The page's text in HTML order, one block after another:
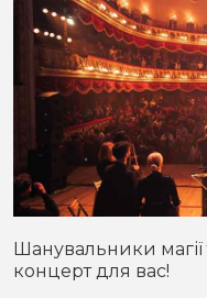
Новини
Кримінал
Здоров'я
Приватна думка
В кулуарах
Місто
Шанувальники
концерт для вас!